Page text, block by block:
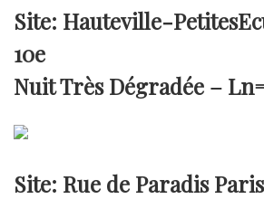
Site: Hauteville-
10e
Nuit Très Dégradée –
Site: Rue de Paradis